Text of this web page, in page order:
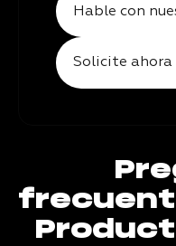
Hable con
Solicite ahora